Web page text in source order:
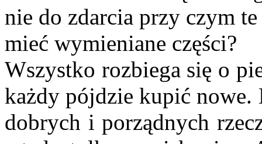
nie do zdarcia przy czym
mieć wymieniane części?
Wszystko rozbiega się o
każdy pójdzie kupić nowe.
dobrych i porządnych